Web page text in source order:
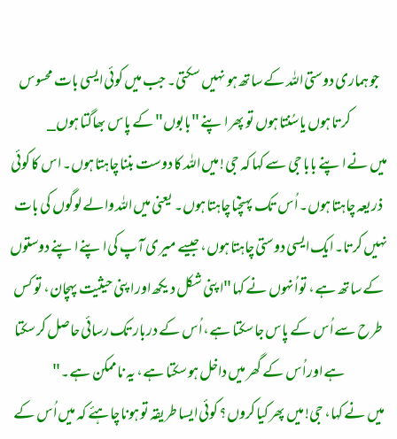
جو ہماری دوستی اللہ کے ساتھ ہو نہیں سکتی۔ جب میں کوئی ایسی بات محسوس
کرتا ہوں یا سُنتا ہوں تو پھر اپنے "بابوں" کے پاس بھاگتا ہوں_
میں نے اپنے بابا جی سے کہا کہ جی ! میں اللہ کا دوست بننا چاہتا ہوں۔ اس کا کوئی
ذریعہ چاہتا ہوں۔ اُس تک پہنچنا چاہتا ہوں۔ یعنی میں اللہ والے لوگوں کی بات
نہیں کرتا۔ ایک ایسی دوستی چاہتا ہوں، جیسے میری آپ کی اپنے اپنے دوستوں
کے ساتھ ہے، تو اُنہوں نے کہا "اپنی شکل دیکھ اور اپنی حیثیت پہچان، تو کس
طرح سے اُس کے پاس جا سکتا ہے، اُس کے دربار تک رسائی حاصل کر سکتا
ہے اور اُس کے گھر میں داخل ہو سکتا ہے، یہ ناممکن ہے۔"
میں نے کہا، جی! میں پھر کیا کروں؟ کوئی ایسا طریقہ تو ہونا چاہئے کہ میں اُس کے